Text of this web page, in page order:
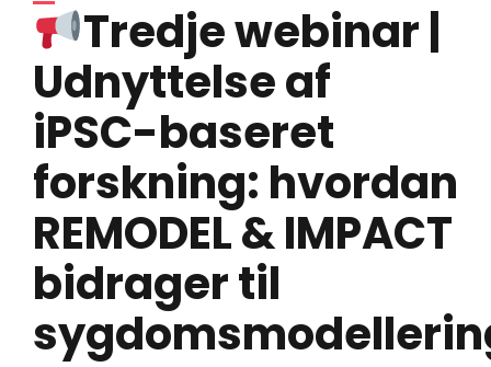
Tredje webinar |
Udnyttelse af
iPSC-baseret
forskning: hvordan
REMODEL & IMPACT
bidrager til